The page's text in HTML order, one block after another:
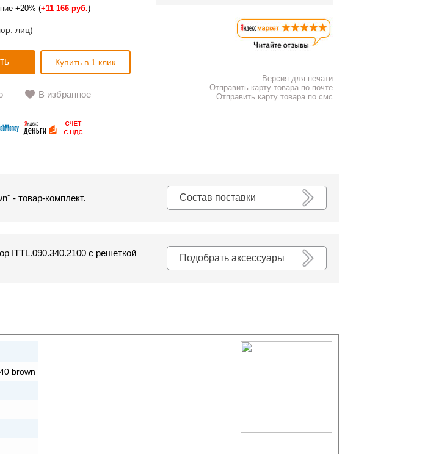
+20% (+11 166 руб.)
лиц)
Купить в 1 клик
В избранное
Версия для печати
Отправить карту товара по почте
Отправить карту товара по смс
Состав поставки
- товар-комплект.
Подобрать аксессуары
ITTL.090.340.2100 с решеткой
brown